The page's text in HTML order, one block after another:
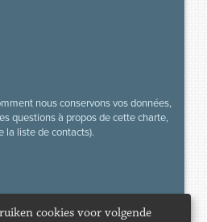
nous conservons vos données,
questions à propos de cette charte,
la liste de contacts).
cookies voor volgende